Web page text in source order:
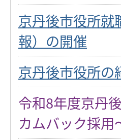
京丹後市役所就
報）の開催
京丹後市役所の
令和8年度京丹
カムバック採用